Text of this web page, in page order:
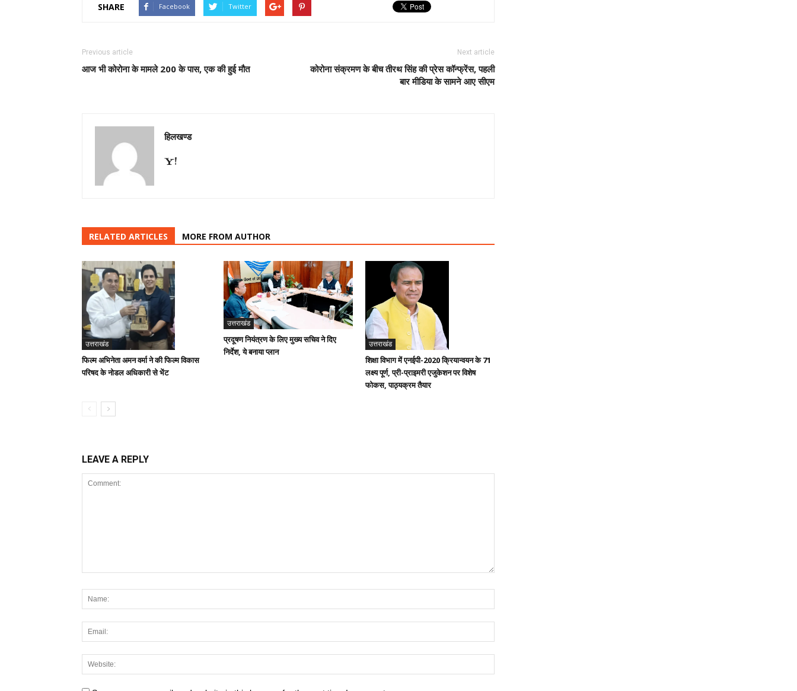
SHARE Facebook Twitter
Previous article
आज भी कोरोना के मामले 200 के पास, एक की हुई मौत
Next article
कोरोना संक्रमण के बीच तीरथ सिंह की प्रेस कॉन्फ्रेंस, पहली
बार मीडिया के सामने आए सीएम
हिलखण्ड
RELATED ARTICLES MORE FROM AUTHOR
उत्तराखंड
फिल्म अभिनेता अमन वर्मा ने की फिल्म विकास
परिषद के नोडल अधिकारी से भेंट
उत्तराखंड
प्रदूषण नियंत्रण के लिए मुख्य सचिव ने दिए
निर्देश, ये बनाया प्लान
उत्तराखंड
शिक्षा विभाग में एनईपी-2020 क्रियान्वयन के 71
लक्ष्य पूर्ण, प्री-प्राइमरी एजुकेशन पर विशेष
फोकस, पाठ्यक्रम तैयार
LEAVE A REPLY